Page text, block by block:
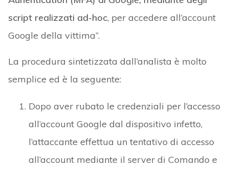
script realizzati ad-hoc, per accedere all’account
Google della vittima”.
La procedura sintetizzata dall’analista è molto
semplice ed è la seguente:
Dopo aver rubato le credenziali per l’accesso
all’account Google dal dispositivo infetto,
l’attaccante effettua un tentativo di accesso
all’account mediante il server di Comando e